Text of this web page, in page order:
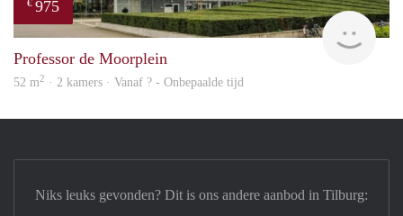
€ 975
Professor de Moorplein
52 m2 · 2 kamers · Vanaf ? - Onbepaalde tijd
Niks leuks gevonden? Dit is ons andere aanbod in Tilburg: